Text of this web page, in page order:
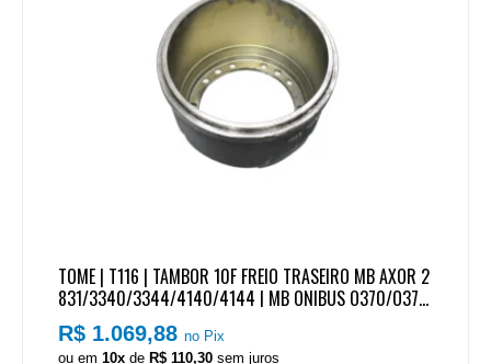
TOME | T116 | TAMBOR 10F FREIO TRASEIRO MB AXOR 2
831/3340/3344/4140/4144 | MB ONIBUS O370/O371/
O400 (05...) (10 FUROS M23 E 5 FUROS GUIA M24) (LO
NA MB188) (ALTURA TOTAL 306MM)
R$ 1.069,88no Pix
ou em10x deR$ 110,30 sem juros